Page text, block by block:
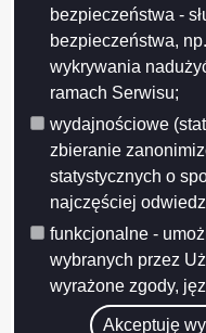
bezpieczeństwa -
bezpieczeństwa,
wykrywania
ramach Serwisu;
wydajnościowe
zbieranie
statystycznych o
najczęściej
funkcjonalne -
wybranych przez
wyrażone zgody,
Akceptuję
Projekt współfinansowany
Rozwoju Regionalnego w
Województwa
FUNDUSZE EUROPEJSKIE -